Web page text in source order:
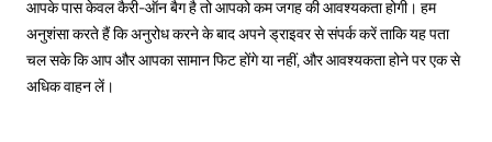
आपके पास केवल कैरी-ऑन बैग है तो आपको कम जगह की आवश्यकता होगी। हम
अनुशंसा करते हैं कि अनुरोध करने के बाद अपने ड्राइवर से संपर्क करें ताकि यह पता
चल सके कि आप और आपका सामान फिट होंगे या नहीं, और आवश्यकता होने पर एक से
अधिक वाहन लें।